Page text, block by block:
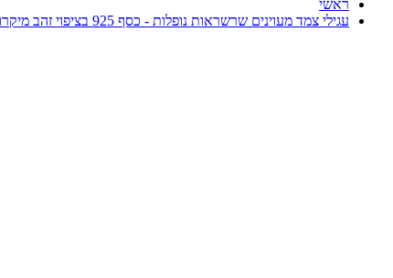
ראשי
עגילי צמד מעוינים שרשראות נופלות - כסף 925 בציפוי זהב מיקרוני